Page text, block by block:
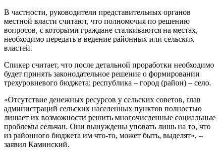
В частности, руководители представительных органов
местной власти считают, что полномочия по решению
вопросов, с которыми граждане сталкиваются на местах,
необходимо передать в ведение районных или сельских
властей.
Спикер считает, что после детальной проработки необходимо
будет принять законодательное решение о формировании
трехуровневого бюджета: республика – город (район) – село.
«Отсутствие денежных ресурсов у сельских советов, глав
администраций сельских населенных пунктов полностью
лишает их возможности решить многочисленные социальные
проблемы сельчан. Они вынуждены уповать лишь на то, что
из районного бюджета им что-то, может быть, выделят», –
заявил Каминский.